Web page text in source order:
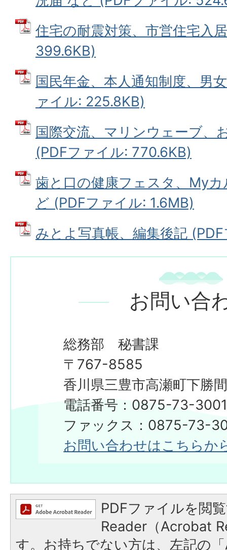
住宅の耐震対策、市営住宅入
399.6KB)
国民年金、本人通知制度、男
ァイル: 225.8KB)
国際交流、マリンウェーブ、
(PDFファイル: 770.6KB)
歯と口の健康フェスタ、My
ど (PDFファイル: 1.6MB)
みとよ写真帳、編集後記
お問い合
総務部 秘書課
〒767-8585
香川県三豊市高瀬町下勝
電話番号：0875-73-
ファックス：0875-73-
お問い合わせはこちらか
PDFファイルを閲
Reader（Acrobat
す。お持ちでない方は、左記の